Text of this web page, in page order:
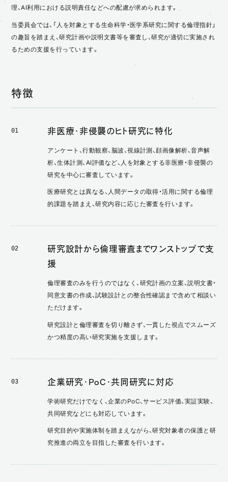
理、AI利用における説明責任などへの配慮が求められます。
当委員会では、「人を対象とする生命科学・医学系研究に関する倫理指針」
の趣旨を踏まえ、研究計画や説明文書等を審査し、研究が適切に実施され
るための支援を行っています。
特徴
01 非医療・非侵襲のヒト研究に特化
アンケート、行動観察、脳波、視線計測、顔画像解析、音声解
析、生体計測、AI評価など、人を対象とする非医療・非侵襲の
研究を中心に審査しています。
医療研究とは異なる、人間データの取得・活用に関する倫理
的課題を踏まえ、研究内容に応じた審査を行います。
02
研究設計から倫理審査までワンストップで支
援
倫理審査のみを行うのではなく、研究計画の立案、説明文書・
同意文書の作成、試験設計との整合性確認まで含めて相談い
ただけます。
研究設計と倫理審査を切り離さず、一貫した視点でスムーズ
かつ精度の高い研究実施を支援します。
03 企業研究・PoC・共同研究に対応
学術研究だけでなく、企業のPoC、サービス評価、実証実験、
共同研究などにも対応しています。
研究目的や実施体制を踏まえながら、研究対象者の保護と研
究推進の両立を目指した審査を行います。